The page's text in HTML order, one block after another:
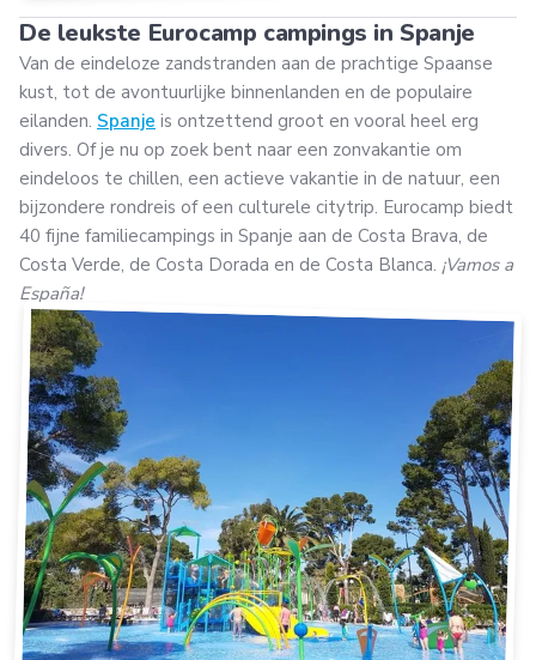
De leukste Eurocamp campings in Spanje
Van de eindeloze zandstranden aan de prachtige Spaanse
kust, tot de avontuurlijke binnenlanden en de populaire
eilanden. Spanje is ontzettend groot en vooral heel erg
divers. Of je nu op zoek bent naar een zonvakantie om
eindeloos te chillen, een actieve vakantie in de natuur, een
bijzondere rondreis of een culturele citytrip. Eurocamp biedt
40 fijne familiecampings in Spanje aan de Costa Brava, de
Costa Verde, de Costa Dorada en de Costa Blanca. ¡Vamos a
España!